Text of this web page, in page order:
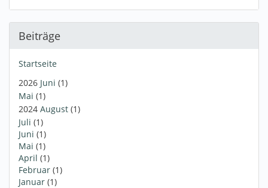
Beiträge
Startseite
2026 Juni (1)
Mai (1)
2024 August (1)
Juli (1)
Juni (1)
Mai (1)
April (1)
Februar (1)
Januar (1)